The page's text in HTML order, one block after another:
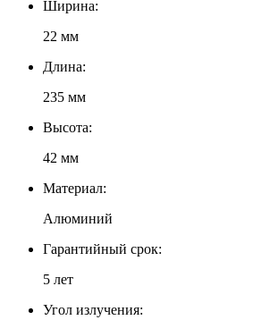
Ширина:
22 мм
Длина:
235 мм
Высота:
42 мм
Материал:
Алюминий
Гарантийный срок:
5 лет
Угол излучения: